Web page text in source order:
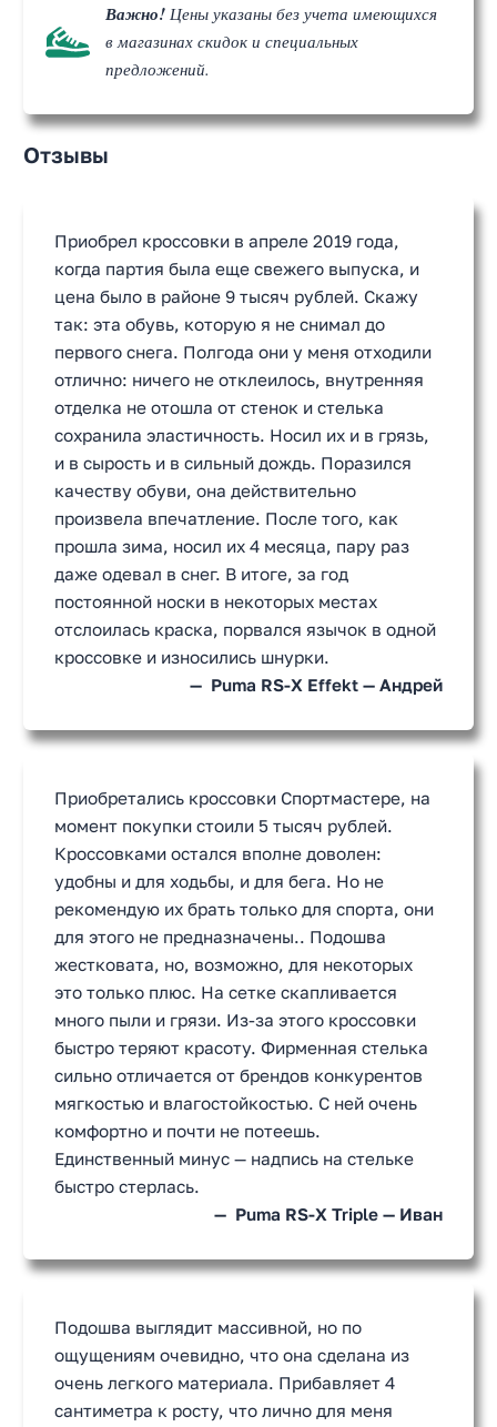
Важно! Цены указаны без учета имеющихся
в магазинах скидок и специальных
предложений.
Отзывы
Приобрел кроссовки в апреле 2019 года,
когда партия была еще свежего выпуска, и
цена было в районе 9 тысяч рублей. Скажу
так: эта обувь, которую я не снимал до
первого снега. Полгода они у меня отходили
отлично: ничего не отклеилось, внутренняя
отделка не отошла от стенок и стелька
сохранила эластичность. Носил их и в грязь,
и в сырость и в сильный дождь. Поразился
качеству обуви, она действительно
произвела впечатление. После того, как
прошла зима, носил их 4 месяца, пару раз
даже одевал в снег. В итоге, за год
постоянной носки в некоторых местах
отслоилась краска, порвался язычок в одной
кроссовке и износились шнурки.
Puma RS-X Effekt — Андрей
Приобретались кроссовки Спортмастере, на
момент покупки стоили 5 тысяч рублей.
Кроссовками остался вполне доволен:
удобны и для ходьбы, и для бега. Но не
рекомендую их брать только для спорта, они
для этого не предназначены.. Подошва
жестковата, но, возможно, для некоторых
это только плюс. На сетке скапливается
много пыли и грязи. Из-за этого кроссовки
быстро теряют красоту. Фирменная стелька
сильно отличается от брендов конкурентов
мягкостью и влагостойкостью. С ней очень
комфортно и почти не потеешь.
Единственный минус — надпись на стельке
быстро стерлась.
Puma RS-X Triple — Иван
Подошва выглядит массивной, но по
ощущениям очевидно, что она сделана из
очень легкого материала. Прибавляет 4
сантиметра к росту, что лично для меня